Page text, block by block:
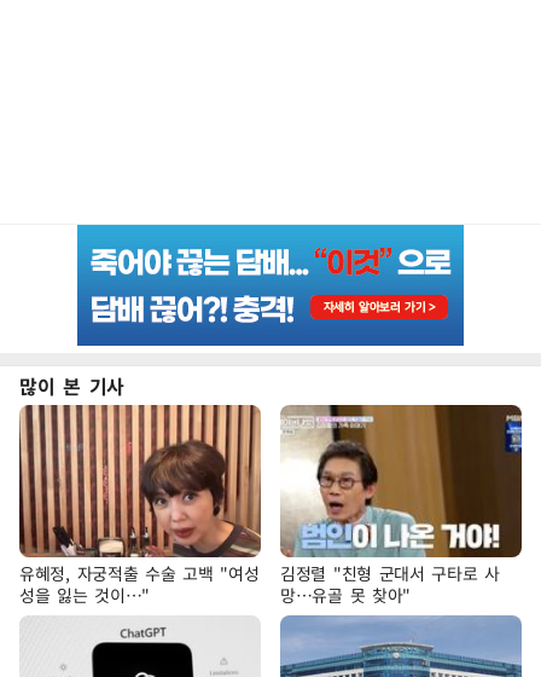
많이 본 기사
유혜정, 자궁적출 수술 고백 "여성
성을 잃는 것이…"
김정렬 "친형 군대서 구타로 사
망…유골 못 찾아"